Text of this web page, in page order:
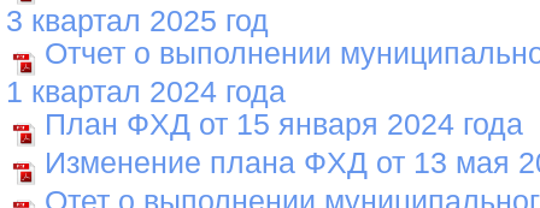
3 квартал 2025 год
Отчет о выполнении
1 квартал 2024 года
План ФХД от 15 января 2024 года
Изменение плана ФХД от 13 мая
Отет о выполнении